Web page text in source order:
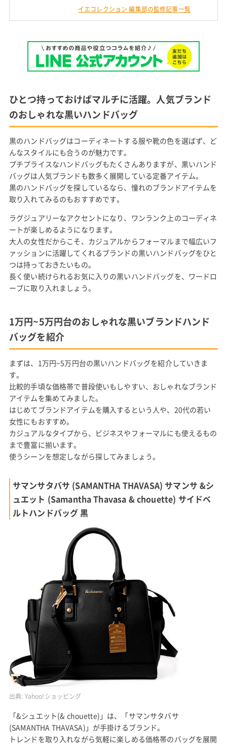
イエコレクション 編集部の監修記事一覧
ひとつ持っておけばマルチに活躍。人気ブランド
のおしゃれな黒いハンドバッグ
黒のハンドバッグはコーディネートする服や靴の色を選ばず、ど
んなスタイルにも合うのが魅力です。
プチプライスなハンドバッグもたくさんありますが、黒いハンド
バッグは人気ブランドも数多く展開している定番アイテム。
黒のハンドバッグを探しているなら、憧れのブランドアイテムを
取り入れてみるのもおすすめです。
ラグジュアリーなアクセントになり、ワンランク上のコーディネ
ートが楽しめるようになります。
大人の女性だからこそ、カジュアルからフォーマルまで幅広いフ
ァッションに活躍してくれるブランドの黒いハンドバッグをひと
つは持っておきたいもの。
長く使い続けられるお気に入りの黒いハンドバッグを、ワードロ
ーブに取り入れましょう。
1万円~5万円台のおしゃれな黒いブランドハンド
バッグを紹介
まずは、1万円~5万円台の黒いハンドバッグを紹介していきま
す。
比較的手頃な価格帯で普段使いもしやすい、おしゃれなブランド
アイテムを集めてみました。
はじめてブランドアイテムを購入するという人や、20代の若い
女性にもおすすめ。
カジュアルなタイプから、ビジネスやフォーマルにも使えるもの
まで豊富に揃います。
使うシーンを想定しながら探してみましょう。
サマンサタバサ (SAMANTHA THAVASA) サマンサ &シ
ュエット (Samantha Thavasa & chouette) サイドベ
ルトハンドバッグ 黒
出典: Yahoo!ショッピング
「&シュエット(& chouette)」は、「サマンサタバサ
(SAMANTHA THAVASA)」が手掛けるブランド。
トレンドを取り入れながら気軽に楽しめる価格帯のバッグを展開